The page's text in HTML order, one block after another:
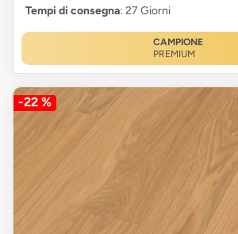
Tempi di consegna: 27 Giorni
CAMPIONE
PREMIUM
-22 %